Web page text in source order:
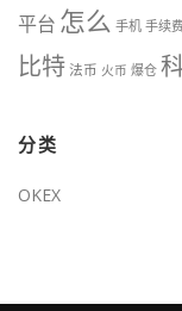
平台 怎么 手机 手续
比特法币 火币 爆仓
分类
OKEX